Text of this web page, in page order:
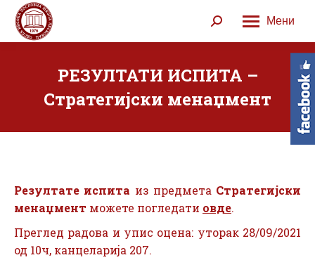
Мени
Search:
РЕЗУЛТАТИ ИСПИТА –
Стратегијски менаџмент
Резултате испита из предмета Стратегијски
менаџмент можете погледати овде.
Преглед радова и упис оцена: уторак 28/09/2021
од 10ч, канцеларија 207.